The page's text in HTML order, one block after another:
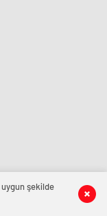
uygun şekilde